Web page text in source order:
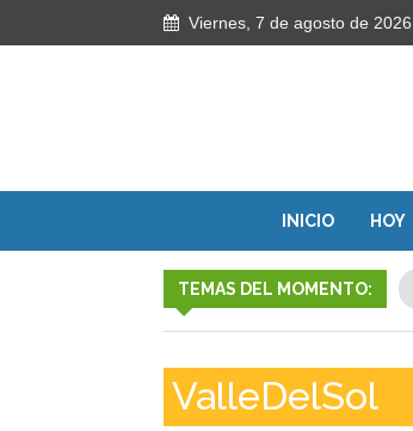
Viernes, 7 de agosto de 2026
INICIO HOY
TEMAS DEL MOMENTO:
ValleDelSol